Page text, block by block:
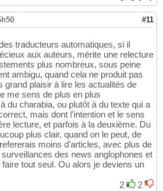
#11
traducteurs automatiques, si il
aux auteurs, mérite une relecture
plus nombreux, sous peine
ambigu, quand cela ne produit pas
plaisir à lire les actualités de
me sens de plus en plus
du charabia, ou plutôt à du texte qui a
mais dont l'intention et le sens
lecture, et parfois à la deuxième. Du
plus clair, quand on le peut, de
moins d'articles, avec plus de
des news anglophones et
tout seul. Ou alors je deviens un
2
2